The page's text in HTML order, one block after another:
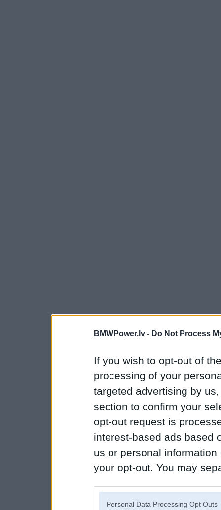
BMWPower.lv - Do Not Process
If you wish to opt-out of
processing of your
targeted advertising by
section to confirm your
opt-out request is
interest-based ads based
us or personal
your opt-out. You may
Personal Data Processing Opt Outs